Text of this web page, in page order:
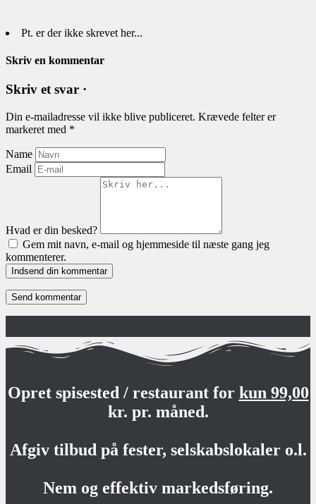
Pt. er der ikke skrevet her...
Skriv en kommentar
Skriv et svar ·
Din e-mailadresse vil ikke blive publiceret. Krævede felter er
markeret med *
Name
Email
Hvad er din besked?
Gem mit navn, e-mail og hjemmeside til næste gang jeg
kommenterer.
Indsend din kommentar
Opret spisested / restaurant for kun 99,00
kr. pr. måned.
Afgiv tilbud på fester, selskabslokaler o.l.
Nem og effektiv markedsføring.